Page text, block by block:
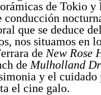
de Tokio y
conducción
que se deduce
nos situamos en
de New Rose
de Mulholland
y el
el cine galo.